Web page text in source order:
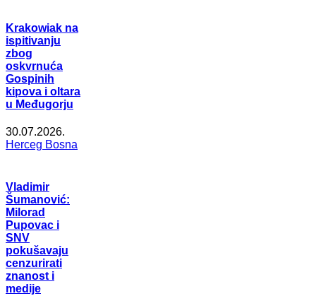
Krakowiak na
ispitivanju
zbog
oskvrnuća
Gospinih
kipova i oltara
u Međugorju
30.07.2026.
Herceg Bosna
Vladimir
Šumanović:
Milorad
Pupovac i
SNV
pokušavaju
cenzurirati
znanost i
medije